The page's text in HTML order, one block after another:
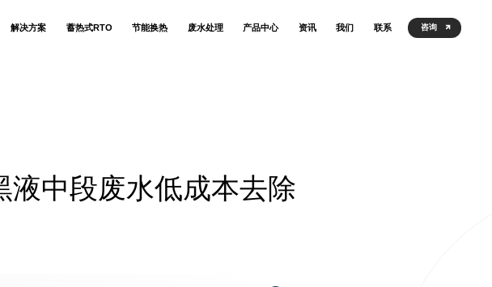
尘技术
解决方案
酸洗池盐
害化恶臭
蓄热式RTO 节能换热 废水处理 产品中心 资讯 我们 联系 咨询
液中段废水低成本去除